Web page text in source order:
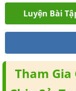
Luyện Bài
Tham Gia